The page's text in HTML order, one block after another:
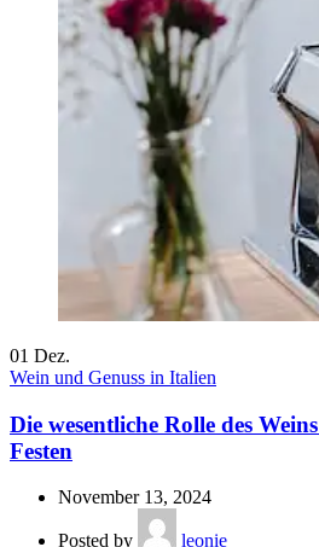
01 Dez.
Wein und Genuss in Italien
Die wesentliche Rolle des
Festen
November 13, 2024
Posted by
leonie